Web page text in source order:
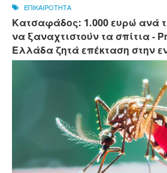
ΕΠΙΚΑΙΡΟΤΗΤΑ
Κατσαφάδος: 1.000 ευρώ ανά
να ξαναχτιστούν τα σπίτια -
Ελλάδα ζητά επέκταση στην